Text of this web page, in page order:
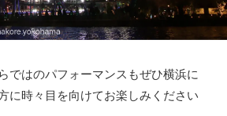
ではのパフォーマンスもぜひ横浜に
に時々目を向けてお楽しみください